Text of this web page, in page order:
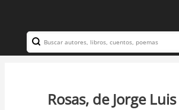
contenido
principal
Navegación
Search
Rosas, de Jorge